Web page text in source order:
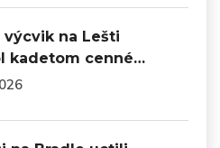
výcvik na Lešti
kadetom cenné…